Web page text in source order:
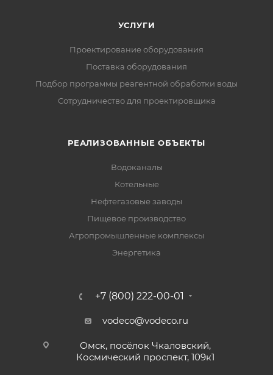
УСЛУГИ
Проектирование оборудования
Поставка оборудования
Подбор программы реагентной обработки воды
Сотрудничество для проектировщика
РЕАЛИЗОВАННЫЕ ОБЪЕКТЫ
Водоканалы
Котельные
Нефтегазовые заводы
Пищевое производство
Агропромышленные комплексы
Энергетика
+7 (800) 222-00-01
vodeco@vodeco.ru
Омск, посёлок Чкаловский,
Космический проспект, 109к1